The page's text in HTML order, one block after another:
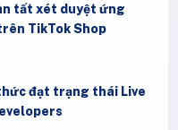
tất xét duyệt ứng
TikTok Shop
đạt trạng thái Live